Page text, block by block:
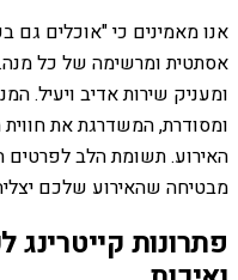
אנו מאמינים כי "אוכלים גם
אסתטית ומרשימה של כל מנה.
ומעניק שירות אדיב ויעיל.
ומסודרת, המשדרגת את
האירוע. תשומת הלב לפרטים
מבטיחה שהאירוע שלכם
פתרונות